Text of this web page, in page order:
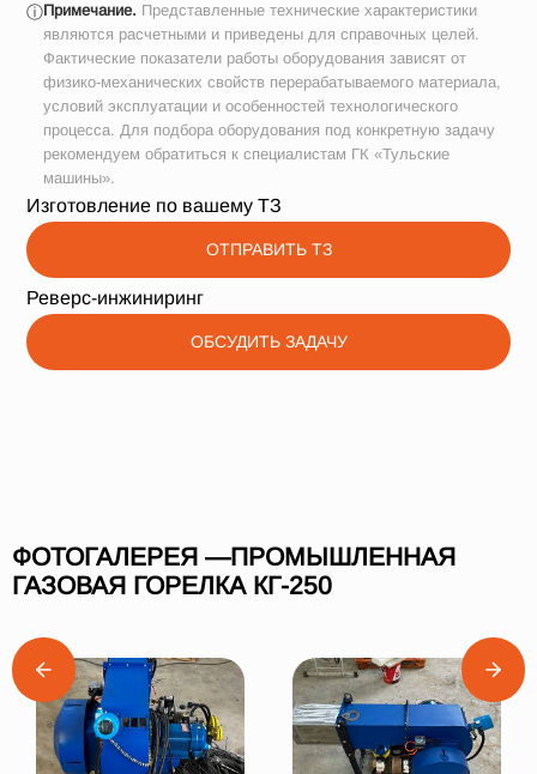
ⓘПримечание. Представленные технические характеристики
являются расчетными и приведены для справочных целей.
Фактические показатели работы оборудования зависят от
физико-механических свойств перерабатываемого материала,
условий эксплуатации и особенностей технологического
процесса. Для подбора оборудования под конкретную задачу
рекомендуем обратиться к специалистам ГК «Тульские
машины».
Изготовление по вашему ТЗ
ОТПРАВИТЬ ТЗ
Реверс-инжиниринг
ОБСУДИТЬ ЗАДАЧУ
ФОТОГАЛЕРЕЯ —ПРОМЫШЛЕННАЯ
ГАЗОВАЯ ГОРЕЛКА КГ-250